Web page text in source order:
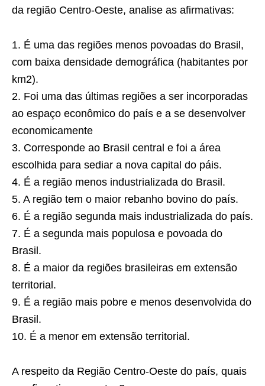
da região Centro-Oeste, analise as afirmativas:
1. É uma das regiões menos povoadas do Brasil,
com baixa densidade demográfica (habitantes por
km2).
2. Foi uma das últimas regiões a ser incorporadas
ao espaço econômico do país e a se desenvolver
economicamente
3. Corresponde ao Brasil central e foi a área
escolhida para sediar a nova capital do páis.
4. É a região menos industrializada do Brasil.
5. A região tem o maior rebanho bovino do país.
6. É a região segunda mais industrializada do país.
7. É a segunda mais populosa e povoada do
Brasil.
8. É a maior da regiões brasileiras em extensão
territorial.
9. É a região mais pobre e menos desenvolvida do
Brasil.
10. É a menor em extensão territorial.
A respeito da Região Centro-Oeste do país, quais